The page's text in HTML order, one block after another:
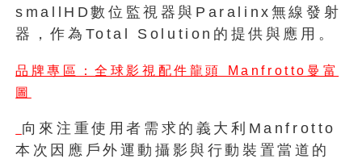
smallHD數位監視器與Paralinx無線發射
器，作為Total Solution的提供與應用。
品牌專區：全球影視配件龍頭 Manfrotto曼富
圖
向來注重使用者需求的義大利Manfrotto
本次因應戶外運動攝影與行動裝置當道的